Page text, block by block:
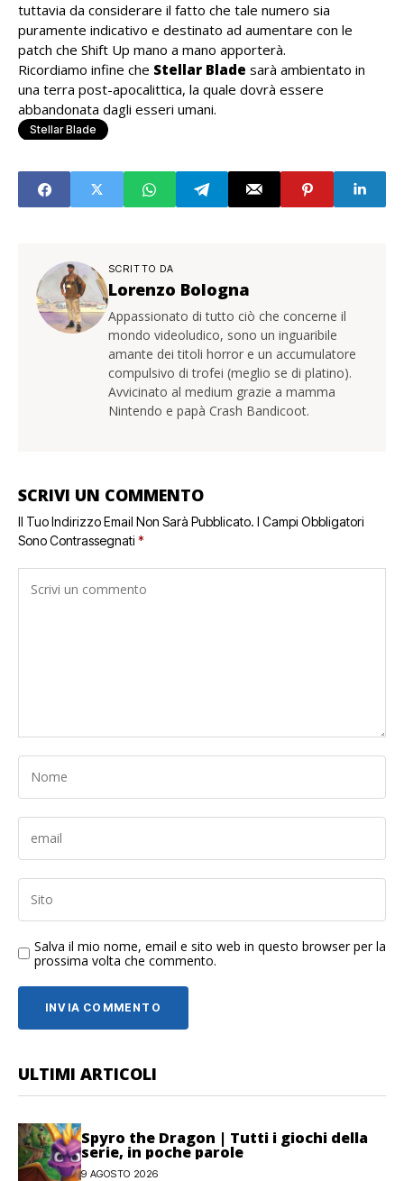
tuttavia da considerare il fatto che tale numero sia
puramente indicativo e destinato ad aumentare con le
patch che Shift Up mano a mano apporterà.
Ricordiamo infine che Stellar Blade sarà ambientato in
una terra post-apocalittica, la quale dovrà essere
abbandonata dagli esseri umani.
Stellar Blade
SCRITTO DA
Lorenzo Bologna
Appassionato di tutto ciò che concerne il
mondo videoludico, sono un inguaribile
amante dei titoli horror e un accumulatore
compulsivo di trofei (meglio se di platino).
Avvicinato al medium grazie a mamma
Nintendo e papà Crash Bandicoot.
SCRIVI UN COMMENTO
Il Tuo Indirizzo Email Non Sarà Pubblicato. I Campi Obbligatori
Sono Contrassegnati *
Salva il mio nome, email e sito web in questo browser per la
prossima volta che commento.
ULTIMI ARTICOLI
Spyro the Dragon | Tutti i giochi della
serie, in poche parole
9 AGOSTO 2026